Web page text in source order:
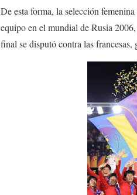
De esta forma, la selección
equipo en el mundial de Rusia
final se disputó contra las